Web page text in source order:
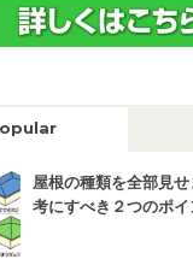
屋根の種類を全部見
考にすべき２つのポイ